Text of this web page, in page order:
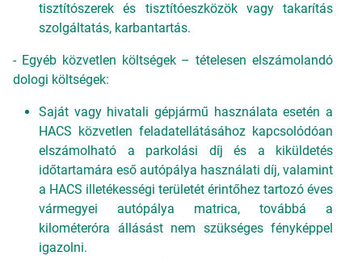
tisztítószerek és tisztítóeszközök vagy takarítás
szolgáltatás, karbantartás.
- Egyéb közvetlen költségek – tételesen elszámolandó
dologi költségek:
Saját vagy hivatali gépjármű használata esetén a
HACS közvetlen feladatellátásához kapcsolódóan
elszámolható a parkolási díj és a kiküldetés
időtartamára eső autópálya használati díj, valamint
a HACS illetékességi területét érintőhez tartozó éves
vármegyei autópálya matrica, továbbá a
kilométeróra állásást nem szükséges fényképpel
igazolni.